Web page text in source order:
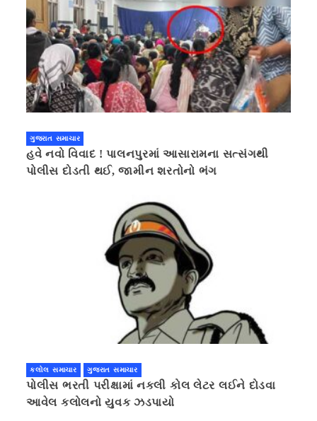
ગુજરાત સમાચાર
હવે નવો વિવાદ ! પાલનપુરમાં આસારામના સત્સંગથી
પોલીસ દોડતી થઈ, જામીન શરતોનો ભંગ
કલોલ સમાચાર ગુજરાત સમાચાર
પોલીસ ભરતી પરીક્ષામાં નકલી કોલ લેટર લઈને દોડવા
આવેલ કલોલનો યુવક ઝડપાયો